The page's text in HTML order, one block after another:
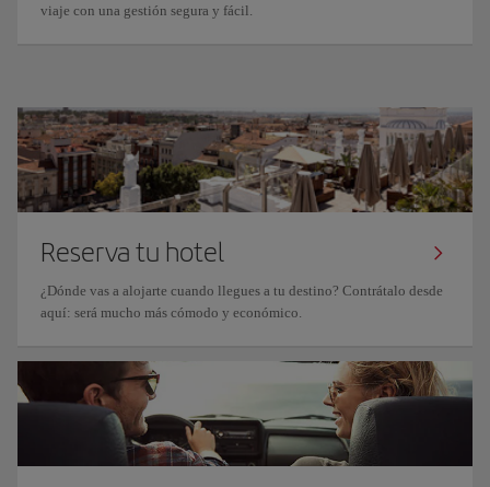
viaje con una gestión segura y fácil.
Reserva tu hotel
¿Dónde vas a alojarte cuando llegues a tu destino? Contrátalo desde
aquí: será mucho más cómodo y económico.